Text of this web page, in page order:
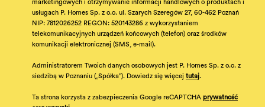
marketingowych i otrzymywanie informacji handlowych o produktach i
usługach P. Homes Sp. z o.o. ul. Szarych Szeregów 27, 60-462 Poznań
NIP: 7812026252 REGON: 520143286 z wykorzystaniem
telekomunikacyjnych urządzeń końcowych (telefon) oraz środków
komunikacji elektronicznej (SMS, e-mail).
Administratorem Twoich danych osobowych jest P. Homes Sp. z o.o. z
siedzibą w Poznaniu („Spółka”). Dowiedz się więcej tutaj.
Ta strona korzysta z zabezpieczenia Google reCAPTCHA prywatność